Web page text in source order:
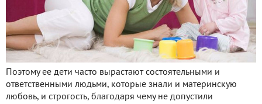
Поэтому ее дети часто вырастают состоятельными и
ответственными людьми, которые знали и материнскую
любовь, и строгость, благодаря чему не допустили